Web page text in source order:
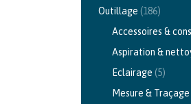
Outillage (186)
Accessoires &
Aspiration &
Eclairage (5)
Mesure & Traçage